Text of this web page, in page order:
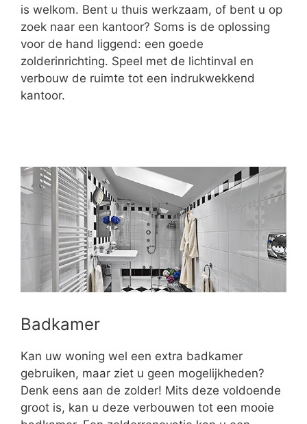
is welkom. Bent u thuis werkzaam, of bent u op
zoek naar een kantoor? Soms is de oplossing
voor de hand liggend: een goede
zolderinrichting. Speel met de lichtinval en
verbouw de ruimte tot een indrukwekkend
kantoor.
Badkamer
Kan uw woning wel een extra badkamer
gebruiken, maar ziet u geen mogelijkheden?
Denk eens aan de zolder! Mits deze voldoende
groot is, kan u deze verbouwen tot een mooie